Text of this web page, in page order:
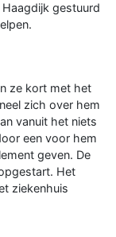
gestuurd
ze kort met het
zich over hem
vanuit het niets
een voor hem
geven. De
Het
ziekenhuis